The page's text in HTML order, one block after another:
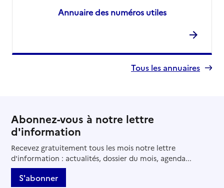
Annuaire des numéros utiles
Tous les annuaires
Abonnez-vous à notre lettre
d'information
Recevez gratuitement tous les mois notre lettre
d'information : actualités, dossier du mois, agenda...
S'abonner